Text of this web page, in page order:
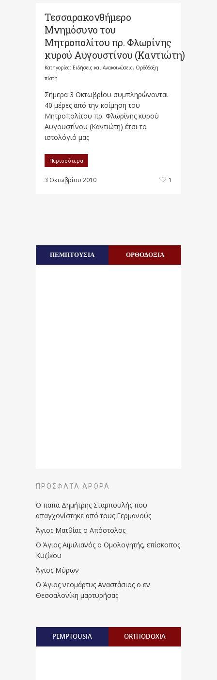
Τεσσαρακονθήμερο
Μνημόσυνο του
Μητροπολίτου πρ. Φλωρίνης
κυρού Αυγουστίνου (Καντιώτη)
Κατηγορίες: Ειδήσεις και Ανακοινώσεις, Ορθόδοξη
πίστη
Σήμερα 3 Οκτωβρίου συμπληρώνονται
40 μέρες από την κοίμηση του
Μητροπολίτου πρ. Φλωρίνης κυρού
Αυγουστίνου (Καντιώτη) έτσι το
ιστολόγιό μας
Περισσότερα
3 Οκτωβρίου 2010 1
ΠΕΜΠΤΟΥΣΙΑ ΟΡΘΟΔΟΞΙΑ
ΠΡΌΣΦΑΤΑ ΆΡΘΡΑ
Ο παπα Δημήτρης Σταμπουλής που
απαγχονίστηκε από τους Γερμανούς
Άγιος Ματθίας ο Απόστολος
Ο Άγιος Αιμιλιανός ο Ομολογητής, επίσκοπος
Κυζίκου
Άγιος Μύρων
Ο Άγιος νεομάρτυς Αναστάσιος ο εν
Θεσσαλονίκη μαρτυρήσας
PEMPTOUSIA ORTHODOXIA